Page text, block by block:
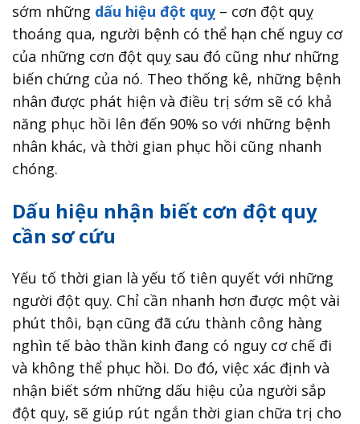
sớm những dấu hiệu đột quỵ– cơn đột quỵ
thoáng qua, người bệnh có thể hạn chế nguy cơ
của những cơn đột quỵ sau đó cũng như những
biến chứng của nó. Theo thống kê, những bệnh
nhân được phát hiện và điều trị sớm sẽ có khả
năng phục hồi lên đến 90% so với những bệnh
nhân khác, và thời gian phục hồi cũng nhanh
chóng.
Dấu hiệu nhận biết cơn đột quỵ
cần sơ cứu
Yếu tố thời gian là yếu tố tiên quyết với những
người đột quỵ. Chỉ cần nhanh hơn được một vài
phút thôi, bạn cũng đã cứu thành công hàng
nghìn tế bào thần kinh đang có nguy cơ chế đi
và không thể phục hồi. Do đó, việc xác định và
nhận biết sớm những dấu hiệu của người sắp
đột quỵ, sẽ giúp rút ngắn thời gian chữa trị cho